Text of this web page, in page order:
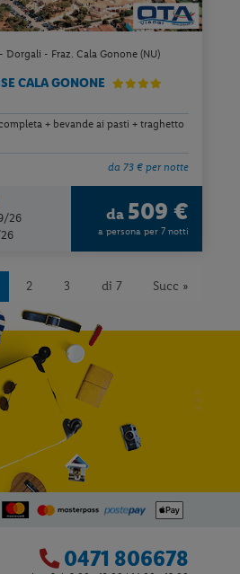
Dorgali - Fraz. Cala Gonone (NU)
CALA GONONE
+ bevande ai pasti + traghetto
da 73 € per notte
26
da 509 €
a persona per 7 notti
2 3 di 7 Succ »
0471 806678